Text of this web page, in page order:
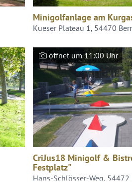
Minigolfanlage am
Kueser Plateau 1, 54470
CC0 TI Treis-Karden
öffnet um 11:00 Uhr
CriJus18 Minigolf &
Festplatz"
Hans-Schlösser-Weg, 54472